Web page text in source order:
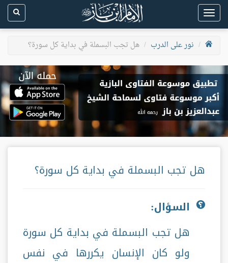
Toggle
navigation
نور على الدرب
هل تجب البسملة في بداية كل سورة؟
هل تجب البسملة في بداية كل سورة؟
السؤال:
هل تجب البسملة في بداية كل سورة
ولو كان الإنسان يكررها في نفس